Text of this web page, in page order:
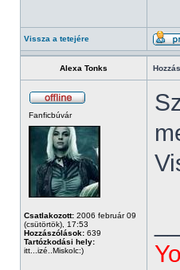
Vissza a tetejére
Alexa Tonks
Fanficbúvár
Csatlakozott: 2006 február 09
(csütörtök), 17:53
Hozzászólások: 639
Tartózkodási hely:
itt...izé..Miskolc:)